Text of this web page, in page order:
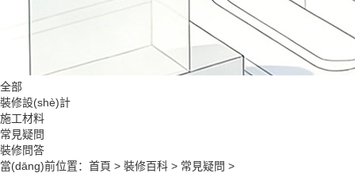
全部
裝修設(shè)計
施工材料
常見疑問
裝修問答
當(dāng)前位置： 首頁 > 裝修百科 > 常見疑問 >